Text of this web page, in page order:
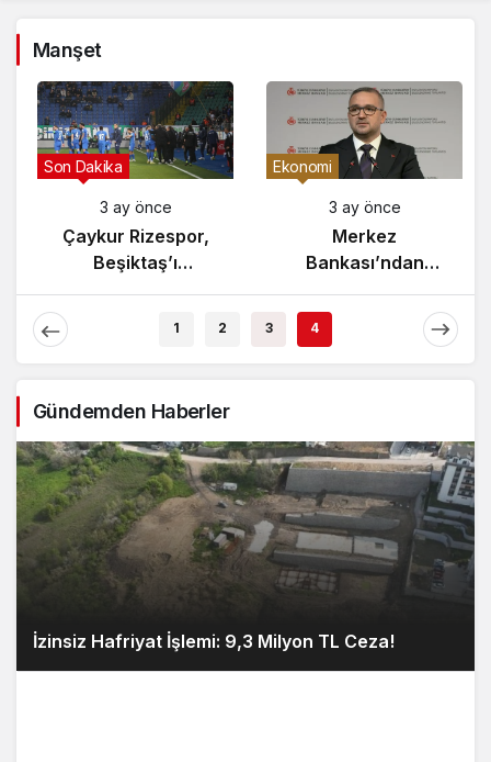
Manşet
Gündem
3 ay önce
Yunanistan’da
Zeybek Tartışması
Alevlendi!
Son Dakika
3 ay önce
Çaykur Rizespor,
Beşiktaş’ı
Ağırlıyor!
1 2 3 4
Gündemden Haberler
İzinsiz Hafriyat İşlemi: 9,3 Milyon TL Ceza!